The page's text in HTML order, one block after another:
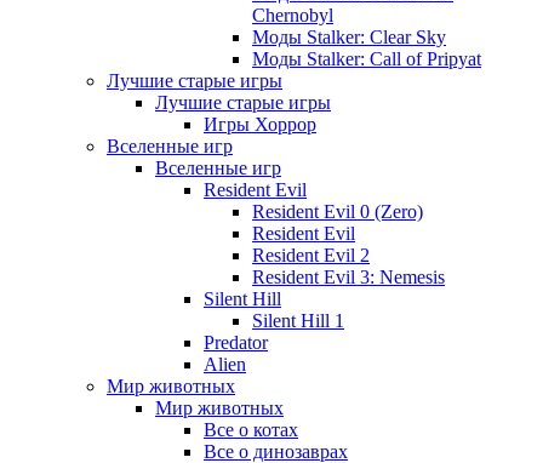
Chernobyl
Моды Stalker: Clear Sky
Моды Stalker: Call of Pripyat
Лучшие старые игры
Лучшие старые игры
Игры Хоррор
Вселенные игр
Вселенные игр
Resident Evil
Resident Evil 0 (Zero)
Resident Evil
Resident Evil 2
Resident Evil 3: Nemesis
Silent Hill
Silent Hill 1
Predator
Alien
Мир животных
Мир животных
Все о котах
Все о динозаврах